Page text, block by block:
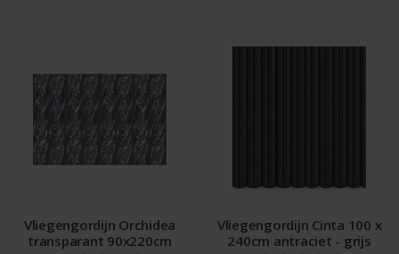
Vliegengordijn Orchidea
transparant 90x220cm
Vliegengordijn Cinta 100 x
240cm antraciet - grijs